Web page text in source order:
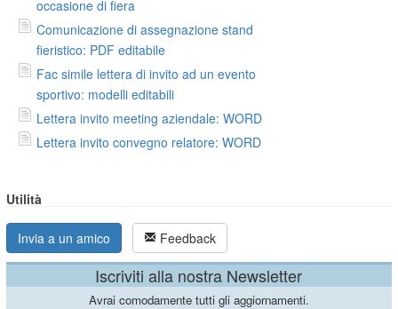
occasione di fiera
Comunicazione di assegnazione stand
fieristico: PDF editabile
Fac simile lettera di invito ad un evento
sportivo: modelli editabili
Lettera invito meeting aziendale: WORD
Lettera invito convegno relatore: WORD
Utilità
Invia a un amico Feedback
Iscriviti alla nostra Newsletter
Avrai comodamente tutti gli aggiornamenti.